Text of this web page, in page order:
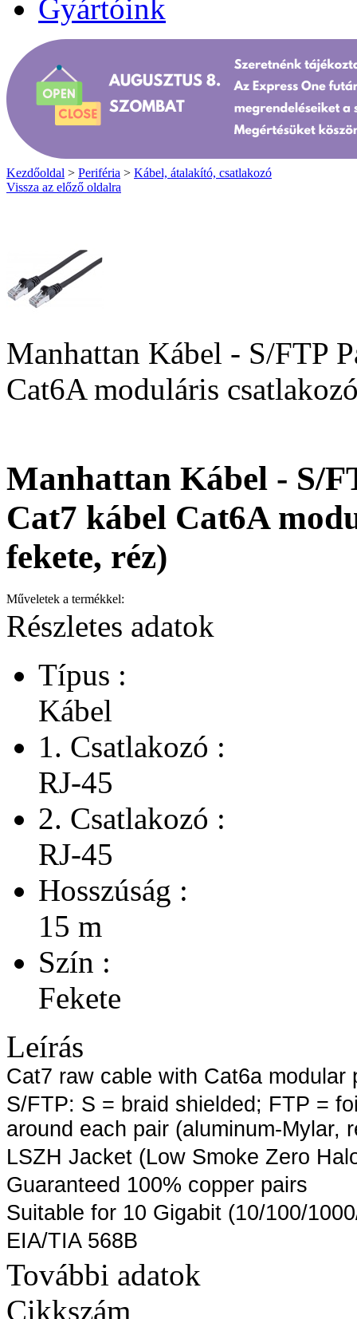
Gyártóink
Kezdőoldal > Periféria > Kábel, átalakító, csatlakozó
Vissza az előző oldalra
Manhattan Kábel - S/FTP
Cat6A moduláris
Manhattan Kábel - S/
Cat7 kábel Cat6A
fekete, réz)
Műveletek a termékkel:
Részletes adatok
Típus :
Kábel
1. Csatlakozó :
RJ-45
2. Csatlakozó :
RJ-45
Hosszúság :
15 m
Szín :
Fekete
Leírás
Cat7 raw cable with Cat6a modular
S/FTP: S = braid shielded; FTP =
around each pair (aluminum-Mylar,
LSZH Jacket (Low Smoke Zero
Guaranteed 100% copper pairs
Suitable for 10 Gigabit (10/100/
EIA/TIA 568B
További adatok
Cikkszám